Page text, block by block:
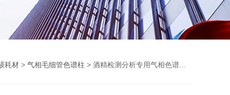
耗材 > 气相毛细管色谱柱 > 酒精检测分析专用气相色谱柱厂家